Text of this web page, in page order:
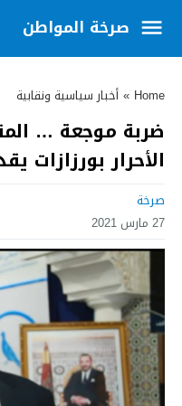
صرخة المواطن
Home
» أخبار سياسية ونقابية
ضربة موجعة …
الأحرار بورزازات
صرخة
27 مارس 2021